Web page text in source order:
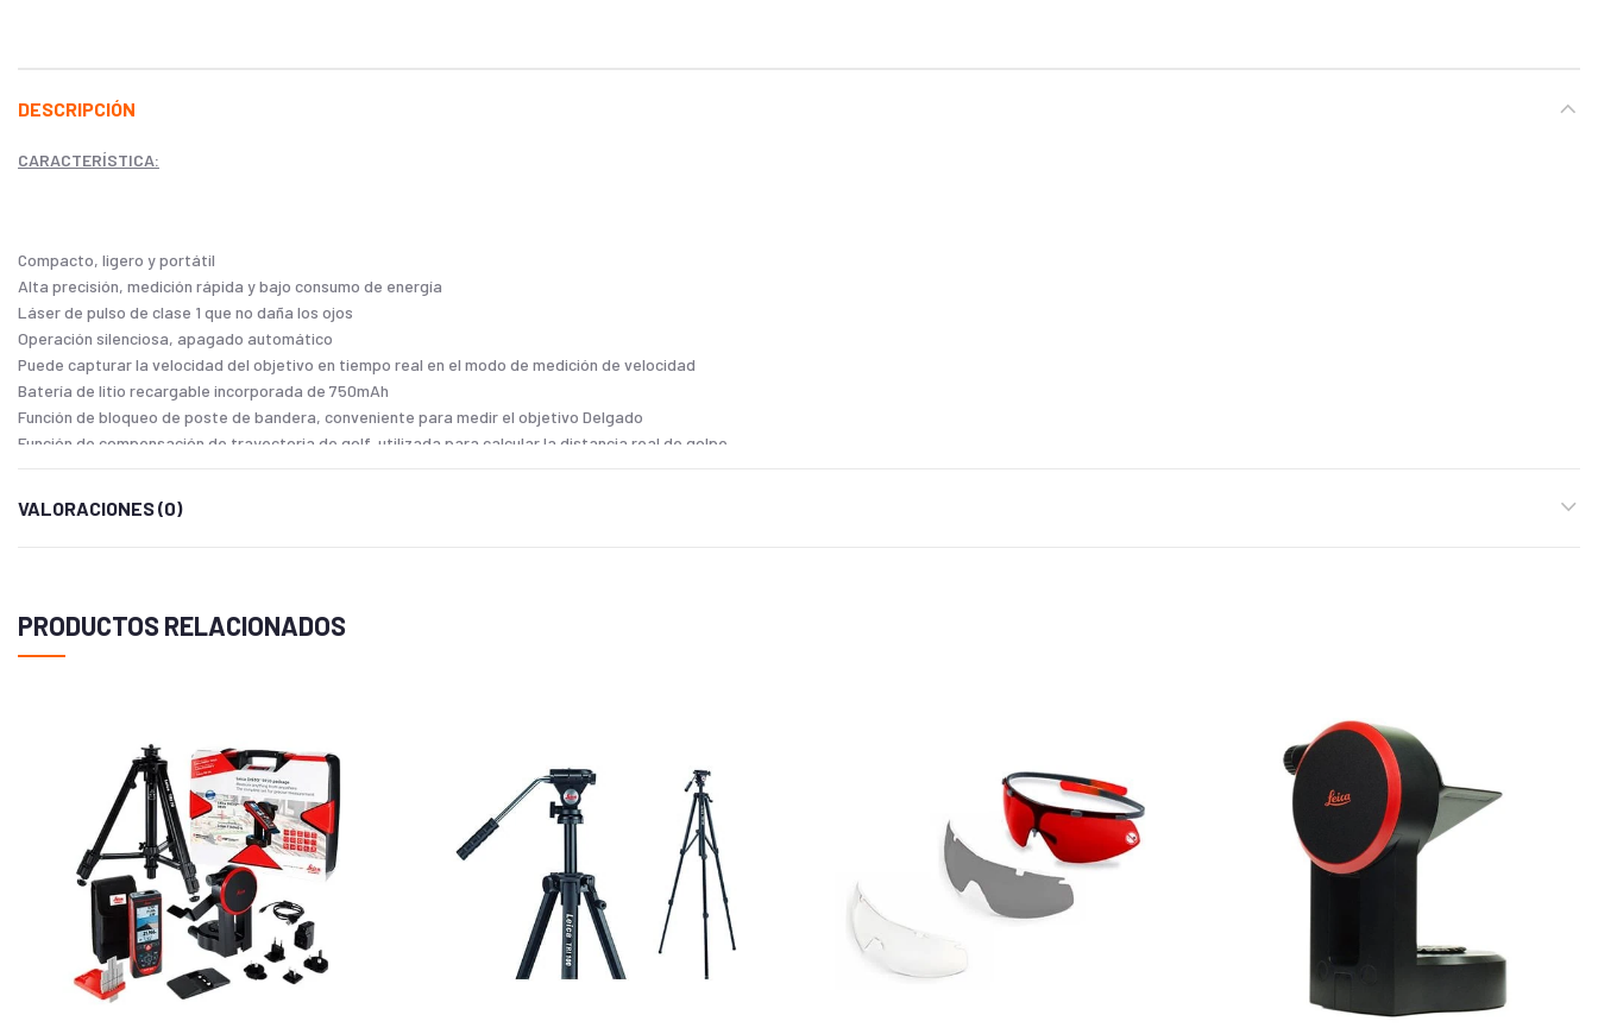
DESCRIPCIÓN
CARACTERÍSTICA:
Compacto, ligero y portátil
Alta precisión, medición rápida y bajo consumo de energía
Láser de pulso de clase 1 que no daña los ojos
Operación silenciosa, apagado automático
Puede capturar la velocidad del objetivo en tiempo real en el modo de medición de velocidad
Batería de litio recargable incorporada de 750mAh
Función de bloqueo de poste de bandera, conveniente para medir el objetivo Delgado
Función de compensación de trayectoria de golf, utilizada para calcular la distancia real de golpe.
1x USB tipo C
1 manual de usuario
Detalles
Precisión de la medición :
±(1,0 m+D*0,2%)
Tamaño:104*76,5*41mm
VALORACIONES (0)
PRODUCTOS RELACIONADOS